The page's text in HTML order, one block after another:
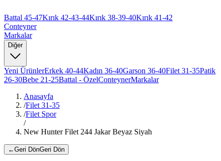
Battal 45-47Kırık 42-43-44Kırık 38-39-40Kırık 41-42
Conteyner
Markalar
Diğer
Yeni ÜrünlerErkek 40-44Kadın 36-40Garson 36-40Filet 31-35Patik
26-30Bebe 21-25Battal - ÖzelConteynerMarkalar
Anasayfa
/Filet 31-35
/Filet Spor
/
New Hunter Filet 244 Jakar Beyaz Siyah
←Geri DönGeri Dön